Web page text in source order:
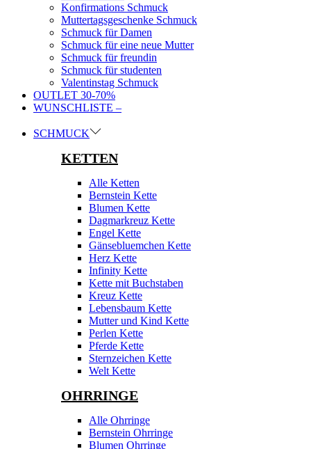
Konfirmations Schmuck
Muttertagsgeschenke Schmuck
Schmuck für Damen
Schmuck für eine neue Mutter
Schmuck für freundin
Schmuck für studenten
Valentinstag Schmuck
OUTLET 30-70%
WUNSCHLISTE –
SCHMUCK
KETTEN
Alle Ketten
Bernstein Kette
Blumen Kette
Dagmarkreuz Kette
Engel Kette
Gänsebluemchen Kette
Herz Kette
Infinity Kette
Kette mit Buchstaben
Kreuz Kette
Lebensbaum Kette
Mutter und Kind Kette
Perlen Kette
Pferde Kette
Sternzeichen Kette
Welt Kette
OHRRINGE
Alle Ohrringe
Bernstein Ohrringe
Blumen Ohrringe